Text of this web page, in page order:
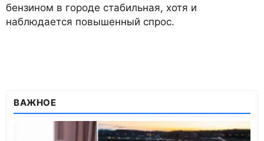
бензином в городе стабильная, хотя и
наблюдается повышенный спрос.
ВАЖНОЕ